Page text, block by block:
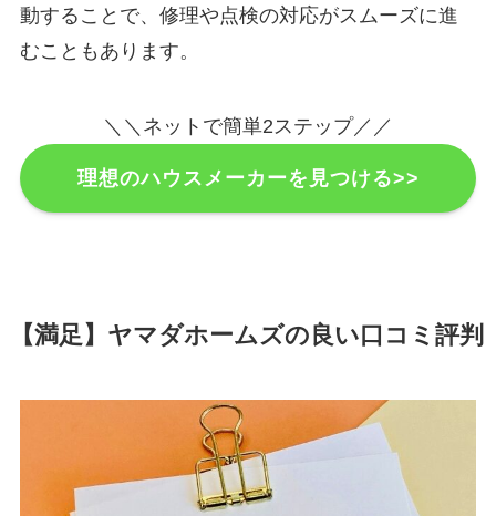
動することで、修理や点検の対応がスムーズに進
むこともあります。
＼＼ネットで簡単2ステップ／／
理想のハウスメーカーを見つける>>
【満足】ヤマダホームズの良い口コミ評判